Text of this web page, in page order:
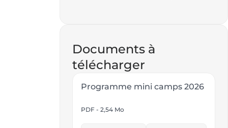
Documents à
télécharger
Programme mini camps 2026
PDF - 2,54 Mo